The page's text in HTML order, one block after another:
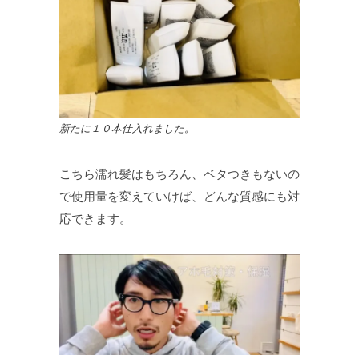
新たに１０本仕入れました。
こちら濡れ髪はもちろん、ベタつきもないの
で使用量を変えていけば、どんな質感にも対
応できます。